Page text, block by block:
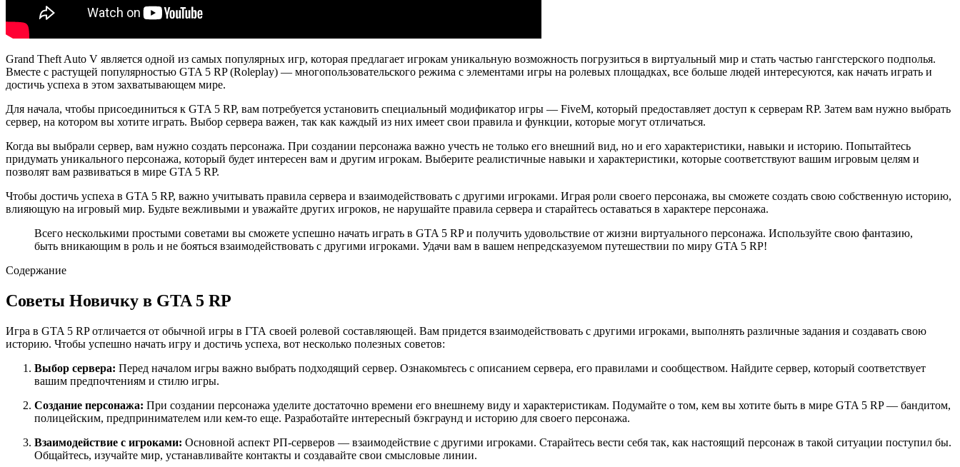
Grand Theft Auto V является одной из самых популярных игр, которая предлагает игрокам уникальную возможность погрузиться в виртуальный мир и стать частью гангстерского подполья.
Вместе с растущей популярностью GTA 5 RP (Roleplay) — многопользовательского режима с элементами игры на ролевых площадках, все больше людей интересуются, как начать играть и
достичь успеха в этом захватывающем мире.
Для начала, чтобы присоединиться к GTA 5 RP, вам потребуется установить специальный модификатор игры — FiveM, который предоставляет доступ к серверам RP. Затем вам нужно выбрать
сервер, на котором вы хотите играть. Выбор сервера важен, так как каждый из них имеет свои правила и функции, которые могут отличаться.
Когда вы выбрали сервер, вам нужно создать персонажа. При создании персонажа важно учесть не только его внешний вид, но и его характеристики, навыки и историю. Попытайтесь
придумать уникального персонажа, который будет интересен вам и другим игрокам. Выберите реалистичные навыки и характеристики, которые соответствуют вашим игровым целям и
позволят вам развиваться в мире GTA 5 RP.
Чтобы достичь успеха в GTA 5 RP, важно учитывать правила сервера и взаимодействовать с другими игроками. Играя роли своего персонажа, вы сможете создать свою собственную историю,
влияющую на игровый мир. Будьте вежливыми и уважайте других игроков, не нарушайте правила сервера и старайтесь оставаться в характере персонажа.
Всего несколькими простыми советами вы сможете успешно начать играть в GTA 5 RP и получить удовольствие от жизни виртуального персонажа. Используйте свою фантазию,
быть вникающим в роль и не бояться взаимодействовать с другими игроками. Удачи вам в вашем непредсказуемом путешествии по миру GTA 5 RP!
Содержание
Советы Новичку в GTA 5 RP
Игра в GTA 5 RP отличается от обычной игры в ГТА своей ролевой составляющей. Вам придется взаимодействовать с другими игроками, выполнять различные задания и создавать свою
историю. Чтобы успешно начать игру и достичь успеха, вот несколько полезных советов:
Выбор сервера: Перед началом игры важно выбрать подходящий сервер. Ознакомьтесь с описанием сервера, его правилами и сообществом. Найдите сервер, который соответствует
вашим предпочтениям и стилю игры.
Создание персонажа: При создании персонажа уделите достаточно времени его внешнему виду и характеристикам. Подумайте о том, кем вы хотите быть в мире GTA 5 RP — бандитом,
полицейским, предпринимателем или кем-то еще. Разработайте интересный бэкграунд и историю для своего персонажа.
Взаимодействие с игроками: Основной аспект РП-серверов — взаимодействие с другими игроками. Старайтесь вести себя так, как настоящий персонаж в такой ситуации поступил бы.
Общайтесь, изучайте мир, устанавливайте контакты и создавайте свои смысловые линии.